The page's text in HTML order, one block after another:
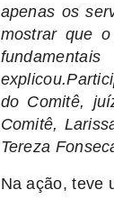
apenas os
mostrar que
explicou.
do Comitê,
Comitê,
Tereza
Na ação, teve